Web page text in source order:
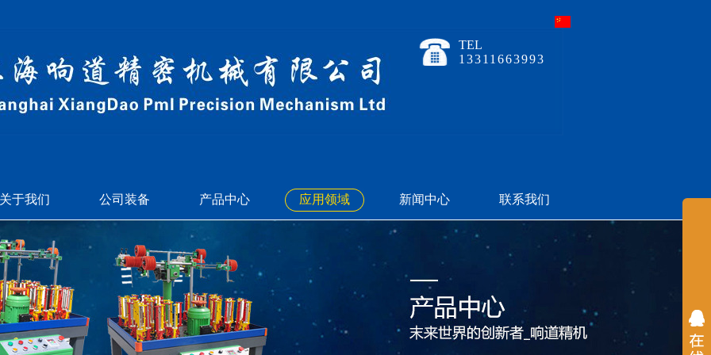
TEL
13311663993
关于我们 公司装备 产品中心 应用领域 新闻中心 联系我们